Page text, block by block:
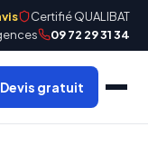
Certifié QUALIBAT
09 72 29 31 34
Devis gratuit